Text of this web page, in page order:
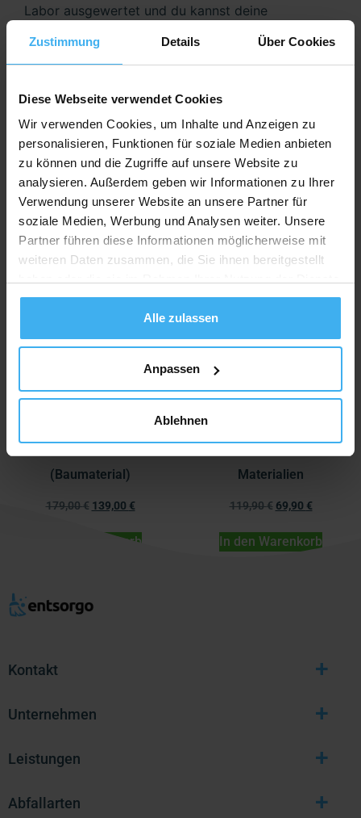
Zustimmung Details Über Cookies
Diese Webseite verwendet Cookies
Wir verwenden Cookies, um Inhalte und Anzeigen zu
personalisieren, Funktionen für soziale Medien anbieten
zu können und die Zugriffe auf unsere Website zu
analysieren. Außerdem geben wir Informationen zu Ihrer
Verwendung unserer Website an unsere Partner für
soziale Medien, Werbung und Analysen weiter. Unsere
Partner führen diese Informationen möglicherweise mit
weiteren Daten zusammen, die Sie ihnen bereitgestellt
gesammelt haben.
Alle zulassen
Anpassen
Ablehnen
Labor ausgewertet und du kannst deine
Du hast die Möglichkeit, den Express-Service zu
drei Werktagen zu erhalten.
Bitte beachte, dass für jeden Raum, den du testen
möchtest, ein separates Analyse-Set benötigt wird.
Ähnliche Produkte
Asbest-Test Feststoffe
(Baumaterial)
179,00€ 139,00 €
In den Warenkorb
Asbest-Test lose
Materialien
119,90€ 69,90 €
In den Warenkorb
Kontakt +
Unternehmen +
Leistungen +
Abfallarten +